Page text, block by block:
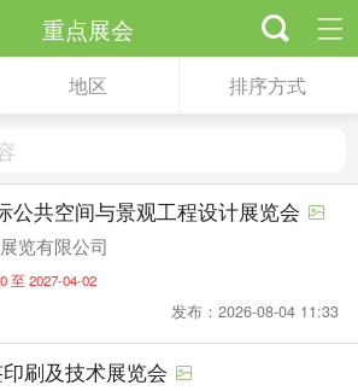
重点展会
地区 排序方式
公共空间与景观工程设计展览会
览有限公司
至 2027-04-02
发布：2026-08-04 11:33
刷及技术展览会